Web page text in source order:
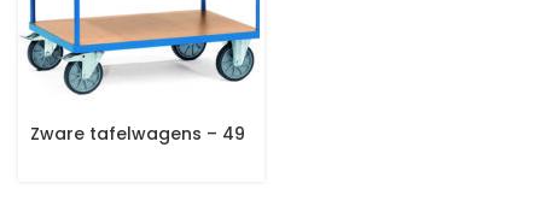
Zware tafelwagens – 49